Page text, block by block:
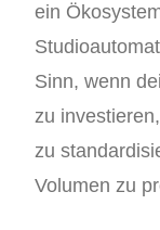
ein
Sinn, wenn
zu
zu
Volumen zu